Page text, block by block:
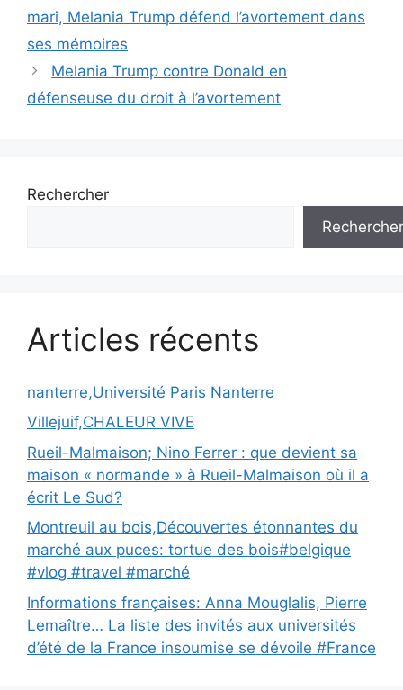
mari, Melania Trump défend l’avortement dans
ses mémoires
Melania Trump contre Donald en
défenseuse du droit à l’avortement
Rechercher
Rechercher
Articles récents
nanterre,Université Paris Nanterre
Villejuif,CHALEUR VIVE
Rueil-Malmaison; Nino Ferrer : que devient sa
maison « normande » à Rueil-Malmaison où il a
écrit Le Sud?
Montreuil au bois,Découvertes étonnantes du
marché aux puces: tortue des bois#belgique
#vlog #travel #marché
Informations françaises: Anna Mouglalis, Pierre
Lemaître… La liste des invités aux universités
d’été de la France insoumise se dévoile #France